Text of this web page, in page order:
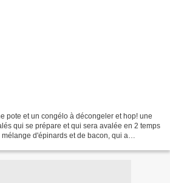
pote et un congélo à décongeler et hop! une
qui se prépare et qui sera avalée en 2 temps
d'épinards et de bacon, qui a